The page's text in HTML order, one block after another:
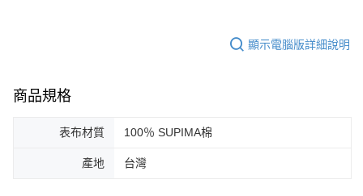
顯示電腦版詳細說明
商品規格
表布材質 100％ SUPIMA棉
產地 台灣